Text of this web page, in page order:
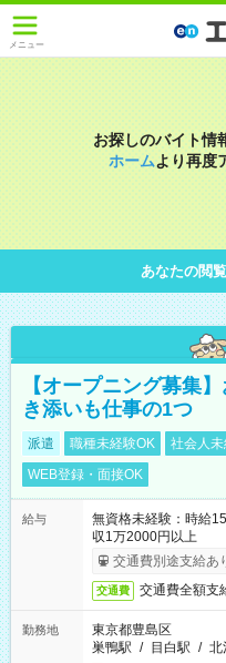
メニュー
お探しのバイト情
ホームより再度
あなたの閲
【オープニング募集
き添いも仕事の1つ
派遣 職種未経験OK 社会人
WEB登録・面接OK
給与
無資格未経験：時
収1万2000円以上
交通費別途支給あ
交通費 交通費全額支
勤務地
東京都豊島区
巣鴨駅 / 目白駅 / 北